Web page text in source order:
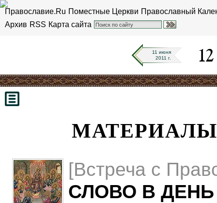
Православие.Ru Поместные Церкви Православный
Архив RSS Карта сайта
11 июня
2011 г.
МАТЕРИАЛЫ
[Встреча с
СЛОВО В